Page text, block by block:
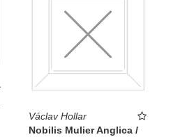
Václav Hollar
Nobilis Mulier Anglica /